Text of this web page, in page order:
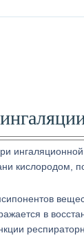
кислородом,
в